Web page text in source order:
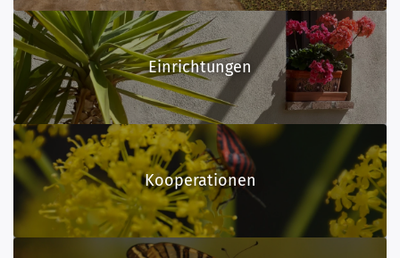
Einrichtungen
Kooperationen